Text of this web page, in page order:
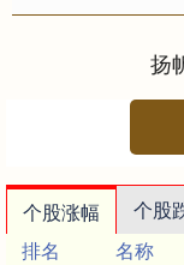
扬
个股涨幅 个股
排名
名称